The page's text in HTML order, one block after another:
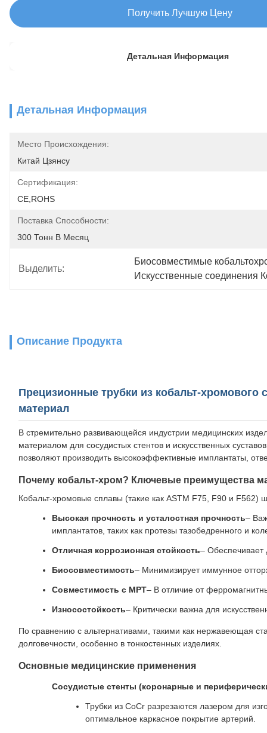
Получить Лучшую Цену
Детальная Информация
Детальная Информация
Место Происхождения:
Китай Цзянсу
Сертификация:
CE,ROHS
Поставка Способности:
300 Тонн В Месяц
Выделить:
Биосовместимые
Искусственные соединения
Описание Продукта
Прецизионные трубки из кобальт-
материал
В стремительно развивающейся индустрии медицинских
материалом для сосудистых стентов и искусственных
позволяют производить высокоэффективные имплантаты,
Почему кобальт-хром? Ключевые преимущества
Кобальт-хромовые сплавы (такие как ASTM F75, F90 и F562)
Высокая прочность и усталостная прочность–
имплантатов, таких как протезы тазобедренного и
Отличная коррозионная стойкость– Обеспечивает
Биосовместимость– Минимизирует иммунное
Совместимость с МРТ– В отличие от
Износостойкость– Критически важна для
По сравнению с альтернативами, такими как нержавеющая
долговечности, особенно в тонкостенных изделиях.
Основные медицинские применения
Сосудистые стенты (коронарные и
Трубки из CoCr разрезаются лазером для
оптимальное каркасное покрытие артерий.